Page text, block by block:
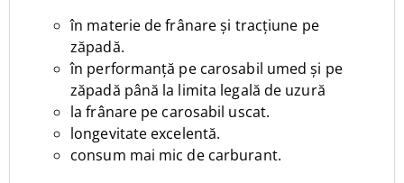
în materie de frânare și tracțiune pe
zăpadă.
în performanță pe carosabil umed și pe
zăpadă până la limita legală de uzură
la frânare pe carosabil uscat.
longevitate excelentă.
consum mai mic de carburant.